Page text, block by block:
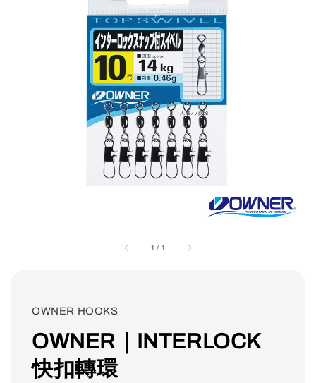
1 / 1
OWNER HOOKS
OWNER｜INTERLOCK
快扣轉環